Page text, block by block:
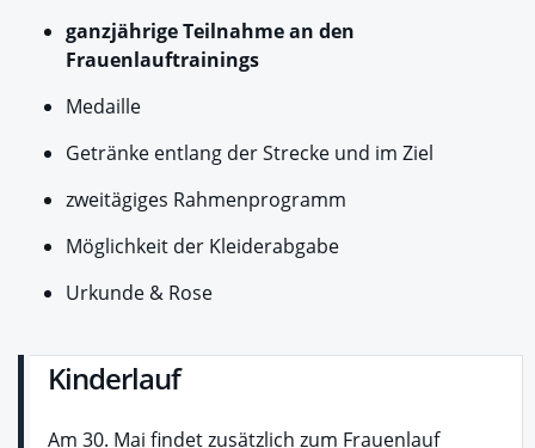
ganzjährige Teilnahme an den
Frauenlauftrainings
Medaille
Getränke entlang der Strecke und im Ziel
zweitägiges Rahmenprogramm
Möglichkeit der Kleiderabgabe
Urkunde & Rose
Kinderlauf
Am 30. Mai findet zusätzlich zum Frauenlauf